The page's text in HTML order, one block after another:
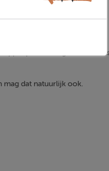
te volgen. Hoe dit
mag dat natuurlijk ook.